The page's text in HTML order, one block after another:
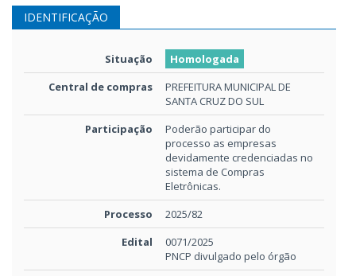
IDENTIFICAÇÃO
Situação
Homologada
Central de compras
PREFEITURA MUNICIPAL DE
SANTA CRUZ DO SUL
Participação
Poderão participar do
processo as empresas
devidamente credenciadas no
sistema de Compras
Eletrônicas.
Processo
2025/82
Edital
0071/2025
PNCP divulgado pelo órgão